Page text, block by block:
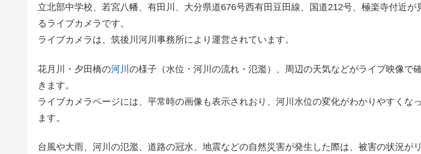
立北部中学校、若宮八幡、有田川、大分県道676号西有田豆田線、国道212号、極楽寺付近が
るライブカメラです。
ライブカメラは、筑後川河川事務所により運営されています。
花月川・夕田橋の河川 の様子（水位・河川の流れ・氾濫）、周辺の天気などがライブ映像で
きます。
ライブカメラページには、平常時の画像も表示されおり、河川水位の変化がわかりやすくな
ます。
台風や大雨、河川の氾濫、道路の冠水、地震などの自然災害が発生した際は、被害の状況が